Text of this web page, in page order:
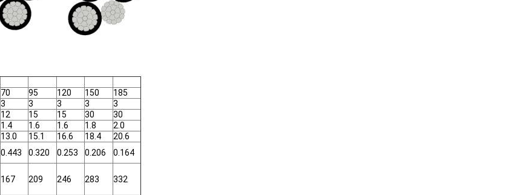
70 95 120 150
185
3 3 3 3
3
12 15 15 30
30
1.4 1.6 1.6 1.8
2.0
13.0 15.1 16.6 18.4
20.6
0.443 0.320 0.253 0.206
0.164
167 209 246 283
332